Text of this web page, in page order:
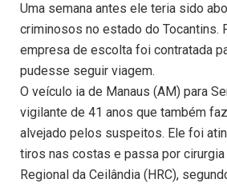
Uma semana antes ele teria sido
criminosos no estado do Tocantins.
empresa de escolta foi contratada
pudesse seguir viagem.
O veículo ia de Manaus (AM) para
vigilante de 41 anos que também
alvejado pelos suspeitos. Ele foi
tiros nas costas e passa por
Regional da Ceilândia (HRC),